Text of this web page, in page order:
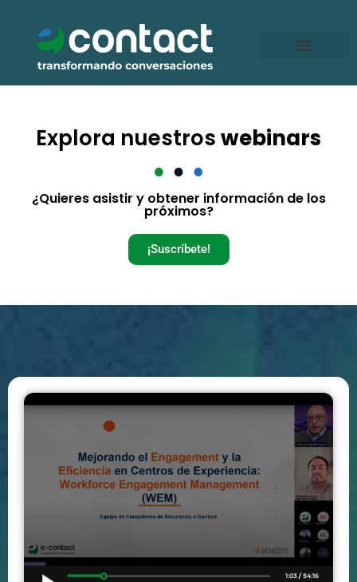
contenido
Explora nuestroswebinars
¿Quieres asistir y obtener información de los
próximos?
¡Suscríbete!